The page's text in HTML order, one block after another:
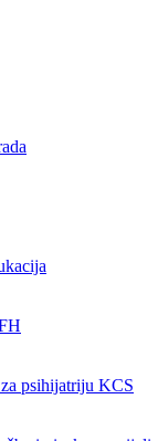
psihijatriju KCS